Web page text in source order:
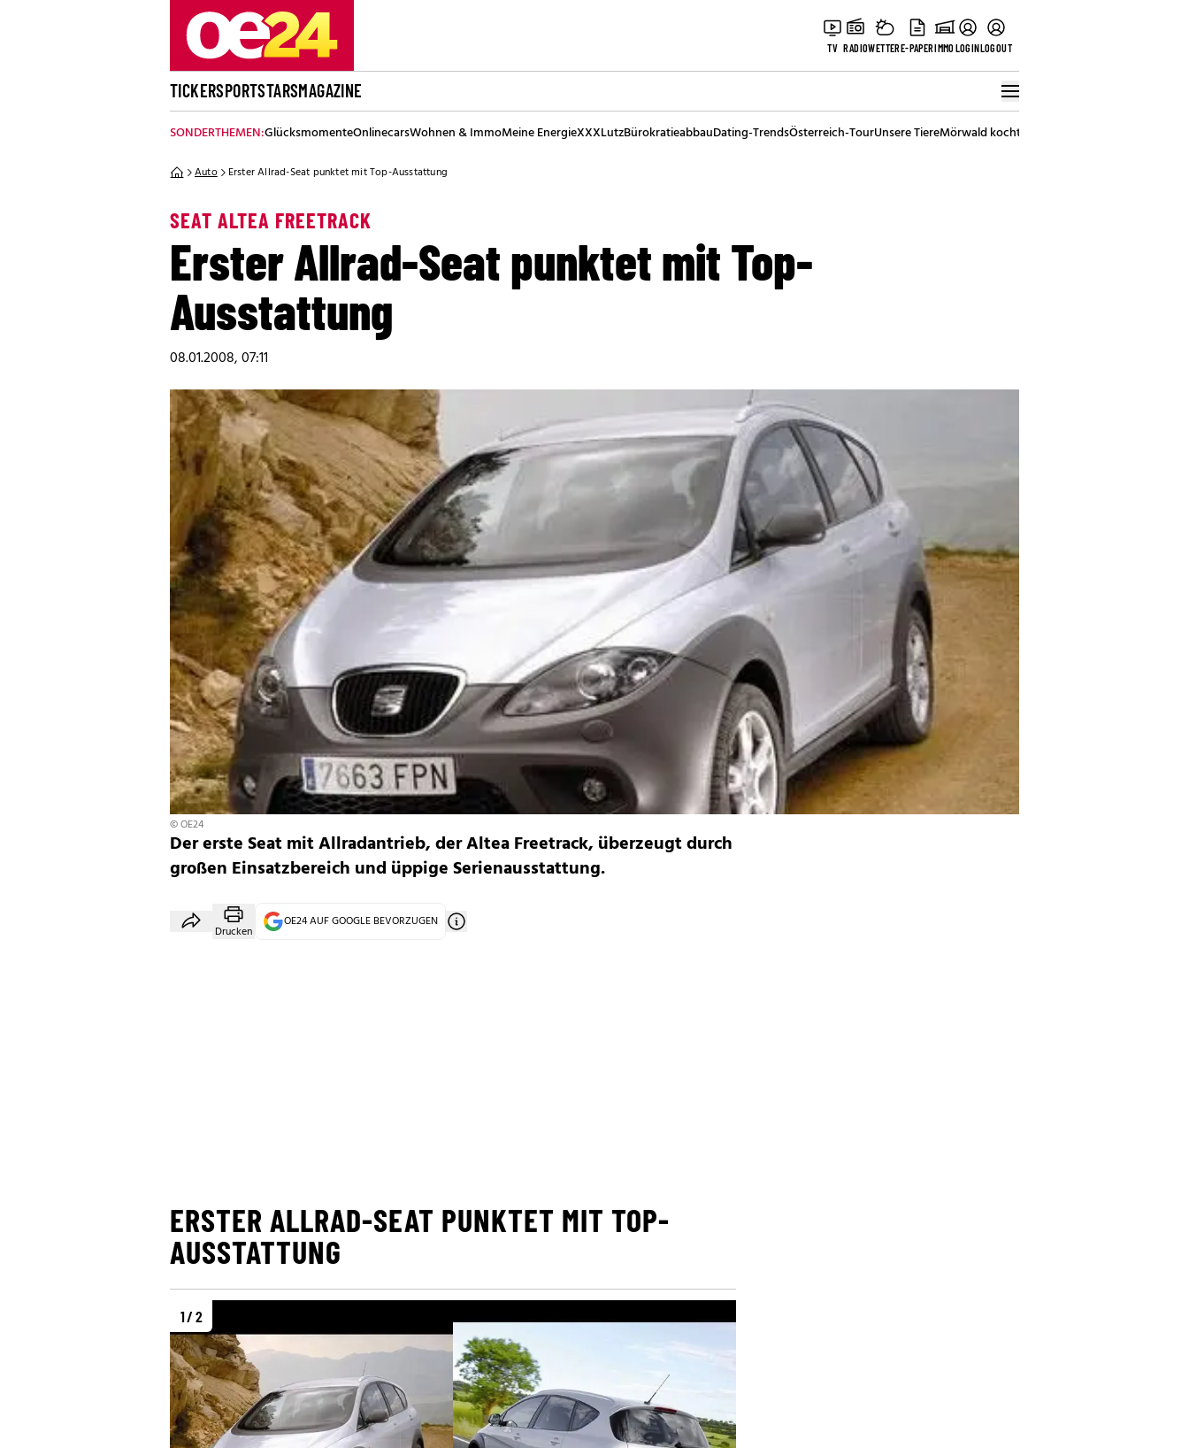
TV RADIOWETTERE-PAPERIMMOLOGINLOGOUT
TICKERSPORTSTARSMAGAZINE
SONDERTHEMEN:GlücksmomenteOnlinecarsWohnen & ImmoMeine EnergieXXXLutzBürokratieabbauDating-TrendsÖsterreich-TourUnsere TiereMörwald kocht
Auto Erster Allrad-Seat punktet mit Top-Ausstattung
SEAT ALTEA FREETRACK
Erster Allrad-Seat punktet mit Top-
Ausstattung
08.01.2008, 07:11
© OE24
Der erste Seat mit Allradantrieb, der Altea Freetrack, überzeugt durch
großen Einsatzbereich und üppige Serienausstattung.
Drucken
OE24 AUF GOOGLE BEVORZUGEN
ERSTER ALLRAD-SEAT PUNKTET MIT TOP-
AUSSTATTUNG
1 / 2